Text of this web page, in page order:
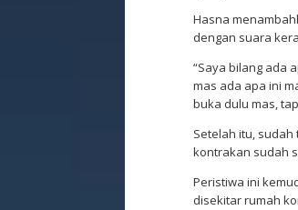
Hasna
dengan suara
“Saya bilang ada
mas ada apa ini
buka dulu mas,
Setelah itu,
kontrakan sudah
Peristiwa ini
disekitar rumah